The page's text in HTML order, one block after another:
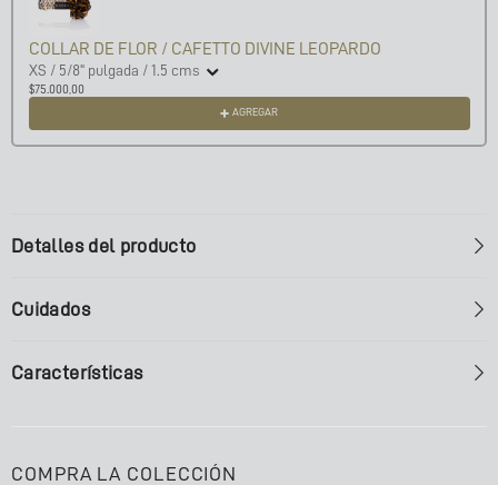
COLLAR DE FLOR / CAFETTO DIVINE LEOPARDO
XS / 5/8" pulgada / 1.5 cms
$75.000,00
AGREGAR
Detalles del producto
Cuidados
Características
COMPRA LA COLECCIÓN